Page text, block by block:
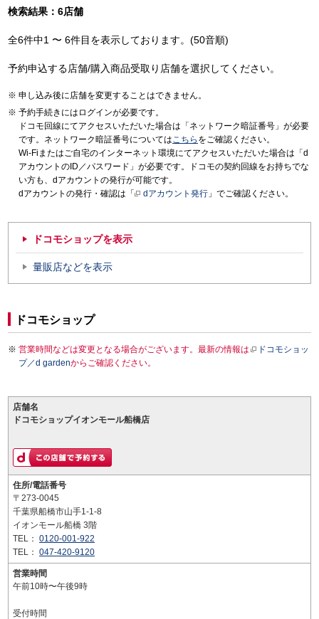
検索結果：6店舗
全6件中1 〜 6件目を表示しております。(50音順)
予約申込する店舗/購入商品受取り店舗を選択してください。
申し込み後に店舗を変更することはできません。
予約手続きにはログインが必要です。
ドコモ回線にてアクセスいただいた場合は「ネットワーク暗証番号」が必要
です。ネットワーク暗証番号についてはこちら をご確認ください。
Wi-Fiまたはご自宅のインターネット環境にてアクセスいただいた場合は「d
アカウントのID／パスワード」が必要です。ドコモの契約回線をお持ちでな
い方も、dアカウントの発行が可能です。
dアカウントの発行・確認は「
dアカウント発行 」でご確認ください。
ドコモショップを表示
量販店などを表示
ドコモショップ
営業時間などは変更となる場合がございます。最新の情報は
ドコモショッ
プ／d gardenからご確認ください。
店舗名
ドコモショップイオンモール船橋店
住所/電話番号
〒273-0045
千葉県船橋市山手1-1-8
イオンモール船橋 3階
TEL： 0120-001-922
TEL： 047-420-9120
営業時間
午前10時〜午後9時
受付時間